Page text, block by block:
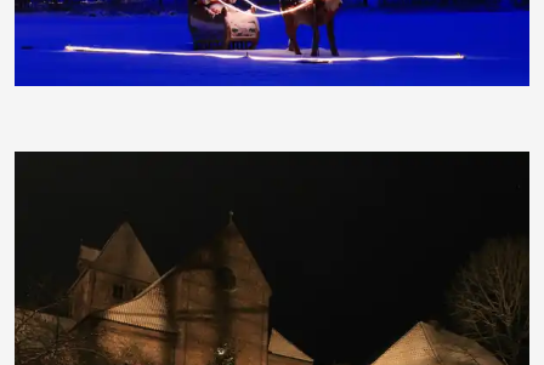
moorhenne